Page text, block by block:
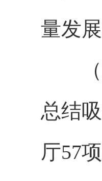
量发展
（二
总结
厅57